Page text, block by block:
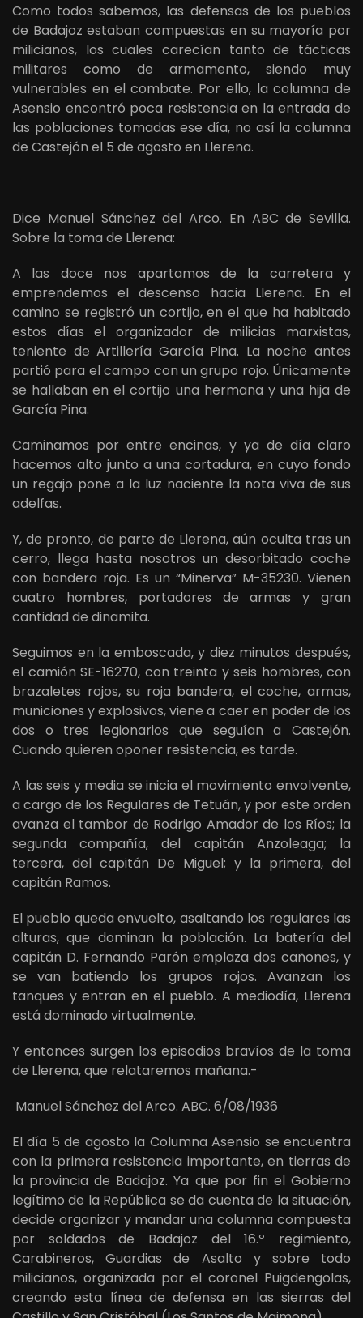
Como todos sabemos, las defensas de los pueblos
de Badajoz estaban compuestas en su mayoría por
milicianos, los cuales carecían tanto de tácticas
militares como de armamento, siendo muy
vulnerables en el combate. Por ello, la columna de
Asensio encontró poca resistencia en la entrada de
las poblaciones tomadas ese día, no así la columna
de Castejón el 5 de agosto en Llerena.
Dice Manuel Sánchez del Arco. En ABC de Sevilla.
Sobre la toma de Llerena:
A las doce nos apartamos de la carretera y
emprendemos el descenso hacia Llerena. En el
camino se registró un cortijo, en el que ha habitado
estos días el organizador de milicias marxistas,
teniente de Artillería García Pina. La noche antes
partió para el campo con un grupo rojo. Únicamente
se hallaban en el cortijo una hermana y una hija de
García Pina.
Caminamos por entre encinas, y ya de día claro
hacemos alto junto a una cortadura, en cuyo fondo
un regajo pone a la luz naciente la nota viva de sus
adelfas.
Y, de pronto, de parte de Llerena, aún oculta tras un
cerro, llega hasta nosotros un desorbitado coche
con bandera roja. Es un “Minerva” M-35230. Vienen
cuatro hombres, portadores de armas y gran
cantidad de dinamita.
Seguimos en la emboscada, y diez minutos después,
el camión SE-16270, con treinta y seis hombres, con
brazaletes rojos, su roja bandera, el coche, armas,
municiones y explosivos, viene a caer en poder de los
dos o tres legionarios que seguían a Castejón.
Cuando quieren oponer resistencia, es tarde.
A las seis y media se inicia el movimiento envolvente,
a cargo de los Regulares de Tetuán, y por este orden
avanza el tambor de Rodrigo Amador de los Ríos; la
segunda compañía, del capitán Anzoleaga; la
tercera, del capitán De Miguel; y la primera, del
capitán Ramos.
El pueblo queda envuelto, asaltando los regulares las
alturas, que dominan la población. La batería del
capitán D. Fernando Parón emplaza dos cañones, y
se van batiendo los grupos rojos. Avanzan los
tanques y entran en el pueblo. A mediodía, Llerena
está dominado virtualmente.
Y entonces surgen los episodios bravíos de la toma
de Llerena, que relataremos mañana.-
Manuel Sánchez del Arco. ABC. 6/08/1936
El día 5 de agosto la Columna Asensio se encuentra
con la primera resistencia importante, en tierras de
la provincia de Badajoz. Ya que por fin el Gobierno
legítimo de la República se da cuenta de la situación,
decide organizar y mandar una columna compuesta
por soldados de Badajoz del 16.º regimiento,
Carabineros, Guardias de Asalto y sobre todo
milicianos, organizada por el coronel Puigdengolas,
creando esta línea de defensa en las sierras del